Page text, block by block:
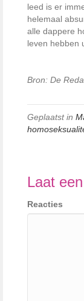
leed is er
helemaal
alle dappere
leven hebben
Bron: De
Geplaatst in
Laat
Reacties